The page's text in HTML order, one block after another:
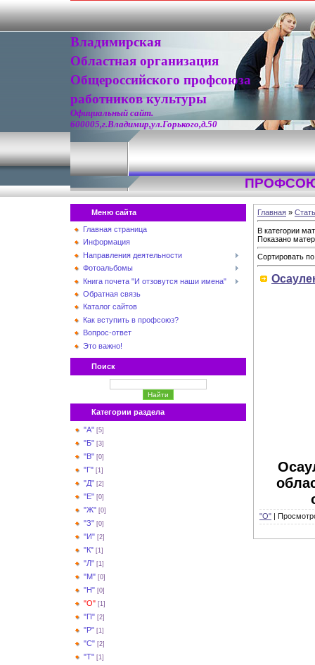
Владимирская
Областная организация
Общероссийского профсоюза
работников культуры
Официальный сайт.
600005,г.Владимир,ул.Горького,д.50
Меню сайта
Главная страница
Информация
Направления деятельности
Фотоальбомы
Книга почета "И отзовутся наши имена"
Обратная связь
Каталог сайтов
Как вступить в профсоюз?
Вопрос-ответ
Это важно!
Поиск
Категории раздела
"А" [5]
"Б" [3]
"В" [0]
"Г" [1]
"Д" [2]
"Е" [0]
"Ж" [0]
"З" [0]
"И" [2]
"К" [1]
"Л" [1]
"М" [0]
"Н" [0]
"О" [1]
"П" [2]
"Р" [1]
"С" [2]
"Т" [1]
Главная »
В категории
Показано
Сортировать по
"О" |